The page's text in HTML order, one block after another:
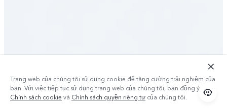
Trang web của chúng tôi sử dụng cookie để tăng cường trải nghiệm của
bạn. Với việc tiếp tục sử dụng trang web của chúng tôi, bạn đồng ý với
Chính sách cookie và Chính sách quyền riêng tư của chúng tôi.